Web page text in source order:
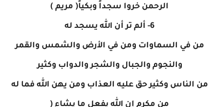
الرحمن خروا سجداً وبكياً( مريم )
6- ألم تر أن الله يسجد له
من في السماوات ومن في الأرض والشمس والقمر
والنجوم والجبال والشجر والدواب وكثير
من الناس وكثير حق عليه العذاب ومن يهن الله فما له
من مكرم إن الله يفعل ما يشاء (